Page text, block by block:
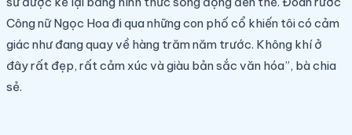
Công nữ Ngọc Hoa đi qua những con phố cổ khiến tôi có cảm
giác như đang quay về hàng trăm năm trước. Không khí ở
đây rất đẹp, rất cảm xúc và giàu bản sắc văn hóa”, bà chia
sẻ.